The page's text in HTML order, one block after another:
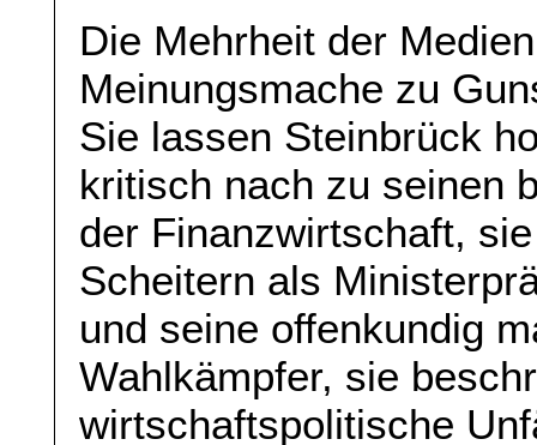
Die Mehrheit der
Meinungsmache zu
Sie lassen Steinbrück
kritisch nach zu seinen
der Finanzwirtschaft,
Scheitern als
und seine offenkundig
Wahlkämpfer, sie
wirtschaftspolitische